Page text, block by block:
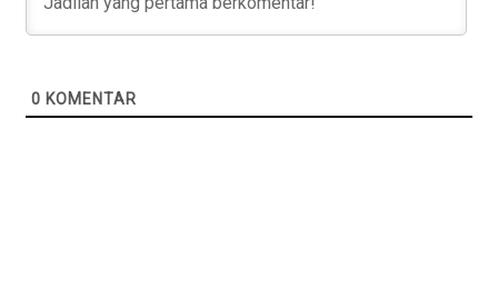
0 KOMENTAR